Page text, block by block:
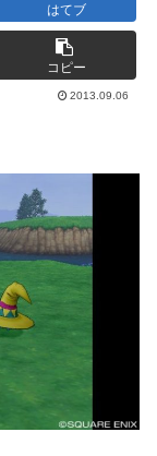
はてブ
コピー
2013.09.06